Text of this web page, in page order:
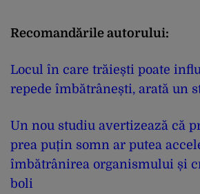
Recomandările autorului:
Locul în care trăiești poate
repede îmbătrânești, arată un
Un nou studiu avertizează că
prea puțin somn ar putea
îmbătrânirea organismului și
boli